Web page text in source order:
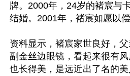
牌。2000年，24岁的褚宸与
结婚。2001年，褚宸如愿以
资料显示，褚宸家世良好，
副金丝边眼镜，看起来很有
也长得美，是远近出了名的